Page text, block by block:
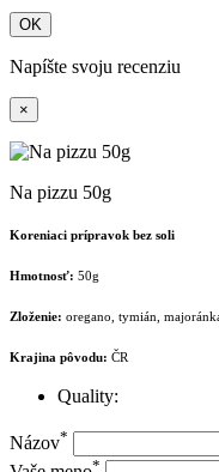
OK
Napíšte svoju recenziu
×
Na pizzu 50g
Koreniaci prípravok bez soli
Hmotnosť: 50g
Zloženie: oregano, tymián,
Krajina pôvodu: ČR
Quality:
Názov*
*